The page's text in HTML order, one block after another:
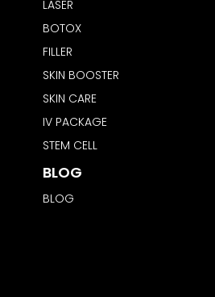
LASER
BOTOX
FILLER
SKIN BOOSTER
SKIN CARE
IV PACKAGE
STEM CELL
BLOG
BLOG